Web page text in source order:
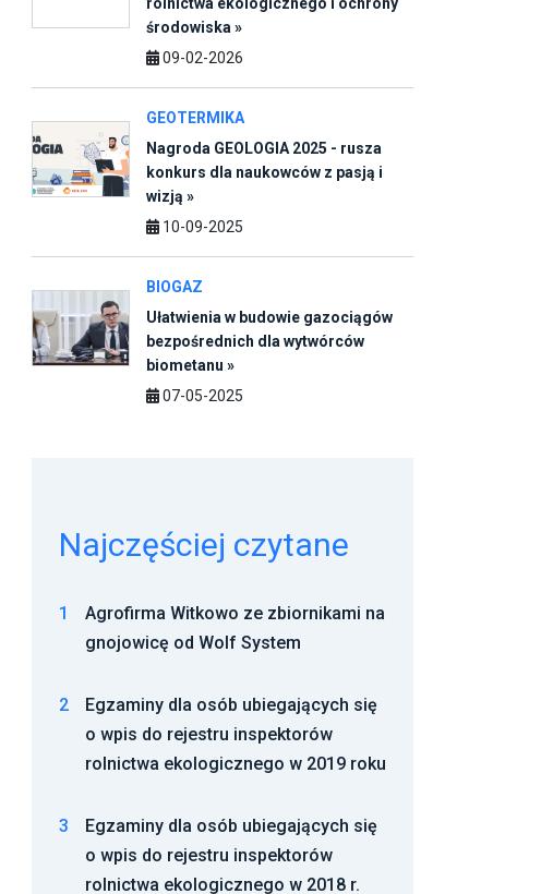
GEOTERMIKA
Nagroda GEOLOGIA 2025 - rusza
BIOGAZ
Ułatwienia w budowie gazociągów
gnojowicę od Wolf System
2
Egzaminy dla osób ubiegających się
o wpis do rejestru inspektorów
Egzaminy dla osób ubiegających się
o wpis do rejestru inspektorów
Ogłoszenie o naborze
przedstawicieli organizacji